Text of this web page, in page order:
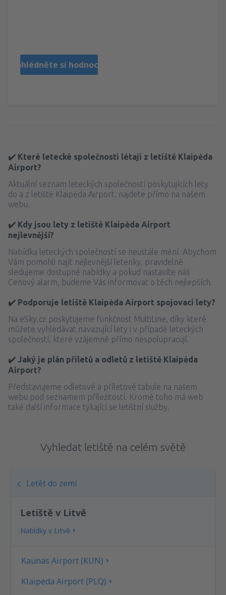
Prohlédněte si hodnocení
✔️ Které letecké společnosti létají z letiště Klaipėda
Airport?
Aktuální seznam leteckých společností poskytujících lety
do a z letiště Klaipėda Airport, najdete přímo na našem
webu.
✔️ Kdy jsou lety z letiště Klaipėda Airport
nejlevnější?
Nabídka leteckých společností se neustále mění. Abychom
Vám pomohli najít nejlevnější letenky, pravidelně
sledujeme dostupné nabídky a pokud nastavíte náš
Cenový alarm, budeme Vás informovat o těch nejlepších.
✔️ Podporuje letiště Klaipėda Airport spojovací lety?
Na eSky.cz poskytujeme funkčnost MultiLine, díky které
můžete vyhledávat navazující lety i v případě leteckých
společností, které vzájemně přímo nespolupracují.
✔️ Jaký je plán příletů a odletů z letiště Klaipėda
Airport?
Představujeme odletové a příletové tabule na našem
webu pod seznamem příležitostí. Kromě toho má web
také další informace týkající se letištní služby.
Vyhledat letiště na celém světě
Letět do zemí
Letiště v Litvě
Nabídky v Litvě
Kaunas Airport (KUN)
Klaipėda Airport (PLQ)